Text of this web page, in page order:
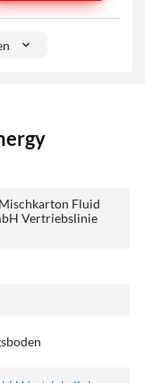
Fluid
Vertriebslinie